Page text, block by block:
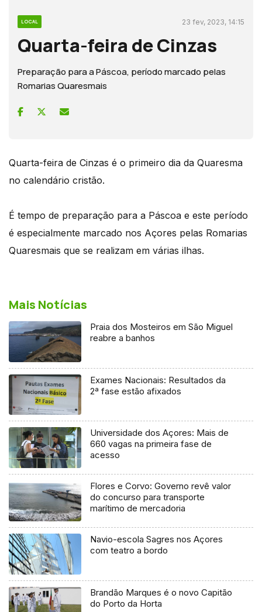
LOCAL 23 fev, 2023, 14:15
Quarta-feira de Cinzas
Preparação para a Páscoa, período marcado pelas
Romarias Quaresmais
Quarta-feira de Cinzas é o primeiro dia da Quaresma
no calendário cristão.
É tempo de preparação para a Páscoa e este período
é especialmente marcado nos Açores pelas Romarias
Quaresmais que se realizam em várias ilhas.
Mais Notícias
Praia dos Mosteiros em São Miguel
reabre a banhos
Exames Nacionais: Resultados da
2ª fase estão afixados
Universidade dos Açores: Mais de
660 vagas na primeira fase de
acesso
Flores e Corvo: Governo revê valor
do concurso para transporte
marítimo de mercadoria
Navio-escola Sagres nos Açores
com teatro a bordo
Brandão Marques é o novo Capitão
do Porto da Horta